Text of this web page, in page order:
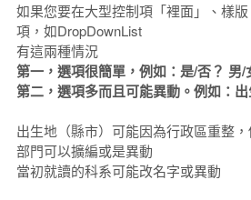
如果您要在大型控制項「裡面」、樣
項，如DropDownList
有這兩種情況
第一，選項很簡單，例如：是/否？ 男/
第二，選項多而且可能異動。例如：
出生地（縣市）可能因為行政區重整
部門可以擴編或是異動
當初就讀的科系可能改名字或異動